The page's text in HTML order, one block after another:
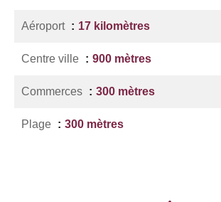
Aéroport 17 kilomètres
Centre ville 900 mètres
Commerces 300 mètres
Plage 300 mètres